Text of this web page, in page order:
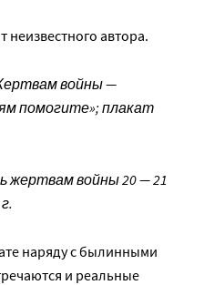
неизвестного автора.
войны —
помогите»; плакат
жертвам войны 20 — 21
наряду с былинными
и реальные